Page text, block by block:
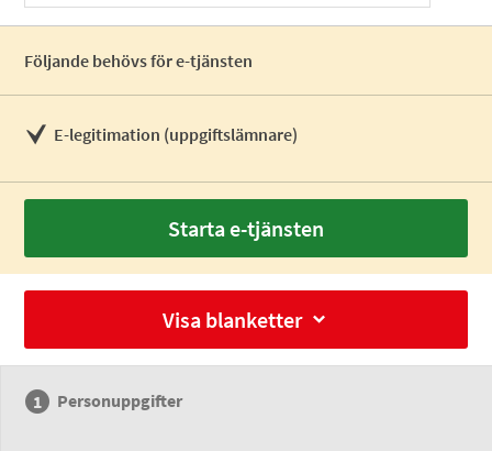
Följande behövs för e-tjänsten
E-legitimation (uppgiftslämnare)
Starta e-tjänsten
Visa blanketter
Personuppgifter